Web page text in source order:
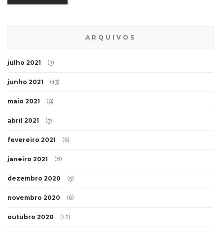
ARQUIVOS
julho 2021 (3)
junho 2021 (13)
maio 2021 (9)
abril 2021 (5)
fevereiro 2021 (6)
janeiro 2021 (8)
dezembro 2020 (5)
novembro 2020 (6)
outubro 2020 (12)